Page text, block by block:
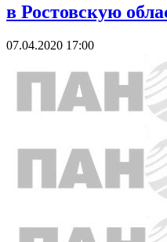
в Ростовскую
07.04.2020 17:00